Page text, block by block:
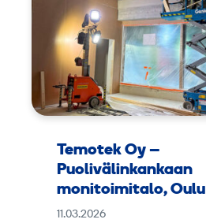
Temotek Oy –
Puolivälinkankaan
monitoimitalo, Oulu
11.03.2026